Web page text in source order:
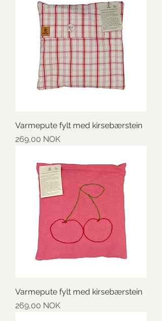
Varmepute fylt med kirsebærstein
Preis
269,00 NOK
Varmepute fylt med kirsebærstein
Preis
269,00 NOK